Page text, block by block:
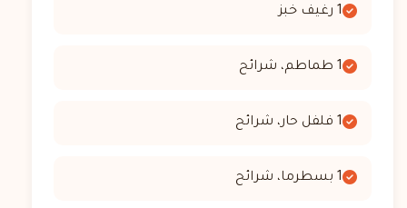
1 رغيف خبز
1 طماطم، شرائح
1 فلفل حار، شرائح
1 بسطرما، شرائح